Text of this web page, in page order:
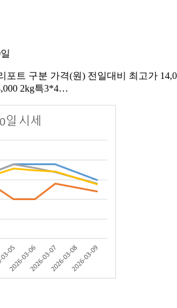
포트 구분 가격(원) 전일대비 최고가
2kg특3*4…